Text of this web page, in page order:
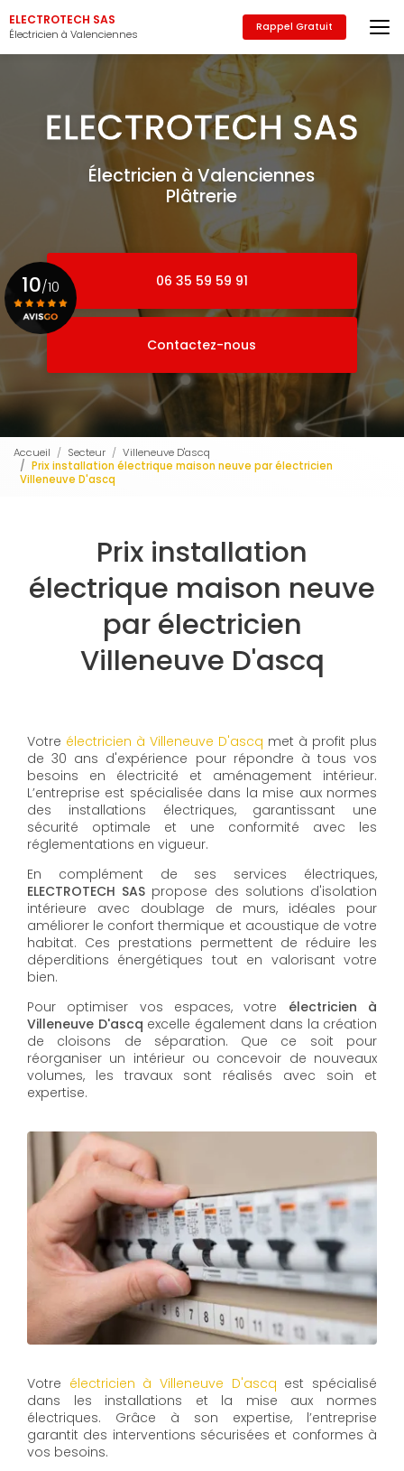
au
contenu
principal
ELECTROTECH SAS
Électricien à Valenciennes
Rappel Gratuit
Électricien à Valenciennes
Plâtrerie
06 35 59 59 91
Contactez-nous
10/10
Accueil Secteur
Villeneuve D'ascq
Prix installation électrique maison neuve par électricien
Villeneuve D'ascq
Prix installation
électrique maison neuve
par électricien
Villeneuve D'ascq
Votre électricien à Villeneuve D'ascq met à profit plus
de 30 ans d'expérience pour répondre à tous vos
besoins en électricité et aménagement intérieur.
L’entreprise est spécialisée dans la mise aux normes
des installations électriques, garantissant une
sécurité optimale et une conformité avec les
réglementations en vigueur.
En complément de ses services électriques,
ELECTROTECH SAS propose des solutions d'isolation
intérieure avec doublage de murs, idéales pour
améliorer le confort thermique et acoustique de votre
habitat. Ces prestations permettent de réduire les
déperditions énergétiques tout en valorisant votre
bien.
Pour optimiser vos espaces, votre électricien à
Villeneuve D'ascq excelle également dans la création
de cloisons de séparation. Que ce soit pour
réorganiser un intérieur ou concevoir de nouveaux
volumes, les travaux sont réalisés avec soin et
expertise.
Votre électricien à Villeneuve D'ascq est spécialisé
dans les installations et la mise aux normes
électriques. Grâce à son expertise, l’entreprise
garantit des interventions sécurisées et conformes à
vos besoins.